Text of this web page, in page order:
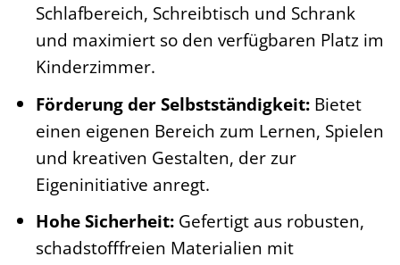
Schlafbereich, Schreibtisch und Schrank
und maximiert so den verfügbaren Platz im
Kinderzimmer.
Förderung der Selbstständigkeit: Bietet
einen eigenen Bereich zum Lernen, Spielen
und kreativen Gestalten, der zur
Eigeninitiative anregt.
Hohe Sicherheit: Gefertigt aus robusten,
schadstofffreien Materialien mit